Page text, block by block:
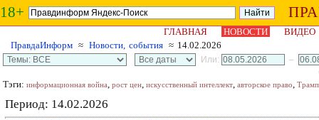
18+
ГЛАВНАЯ НОВОСТИ
ВИДЕО
ПравдаИнформ ≈ Новости, события ≈ 14.02.2026
Или:
–
Тэги: информационная война, рост цен, искусственный интеллект, авторское право, Трамп
Период: 14.02.2026